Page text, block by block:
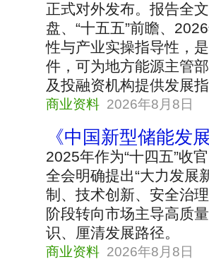
正式对外发布。报告全
盘、“十五五”前瞻、
性与产业实操指导性，
件，可为地方能源主管
及投融资机构提供发展指
商业资料 2026年8月8日
《中国新型储能发
2025年作为“十四五”收
全会明确提出“大力发展
制、技术创新、安全治
阶段转向市场主导高质
识、厘清发展路径。
商业资料 2026年8月8日